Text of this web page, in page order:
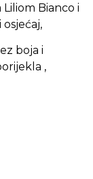
Bianco i
boja i
,